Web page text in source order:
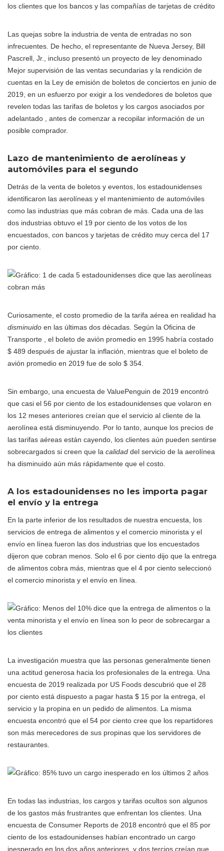
Las quejas sobre la industria de venta de entradas no son
infrecuentes. De hecho, el representante de Nueva Jersey, Bill
Pascrell, Jr., incluso presentó un proyecto de ley denominado
Mejor supervisión de las ventas secundarias y la rendición de
cuentas en la Ley de emisión de boletos de conciertos en junio de
2019, en un esfuerzo por exigir a los vendedores de boletos que
revelen todas las tarifas de boletos y los cargos asociados por
adelantado , antes de comenzar a recopilar información de un
posible comprador.
Lazo de mantenimiento de aerolíneas y
automóviles para el segundo
Detrás de la venta de boletos y eventos, los estadounidenses
identificaron las aerolíneas y el mantenimiento de automóviles
como las industrias que más cobran de más. Cada una de las
dos industrias obtuvo el 19 por ciento de los votos de los
encuestados, con bancos y tarjetas de crédito muy cerca del 17
por ciento.
Curiosamente, el costo promedio de la tarifa aérea en realidad ha
disminuido en las últimas dos décadas. Según la Oficina de
Transporte , el boleto de avión promedio en 1995 habría costado
$ 489 después de ajustar la inflación, mientras que el boleto de
avión promedio en 2019 fue de solo $ 354.
Sin embargo, una encuesta de ValuePenguin de 2019 encontró
que casi el 56 por ciento de los estadounidenses que volaron en
los 12 meses anteriores creían que el servicio al cliente de la
aerolínea está disminuyendo. Por lo tanto, aunque los precios de
las tarifas aéreas están cayendo, los clientes aún pueden sentirse
sobrecargados si creen que la calidad del servicio de la aerolínea
ha disminuido aún más rápidamente que el costo.
A los estadounidenses no les importa pagar
el envío y la entrega
En la parte inferior de los resultados de nuestra encuesta, los
servicios de entrega de alimentos y el comercio minorista y el
envío en línea fueron las dos industrias que los encuestados
dijeron que cobran menos. Solo el 6 por ciento dijo que la entrega
de alimentos cobra más, mientras que el 4 por ciento seleccionó
el comercio minorista y el envío en línea.
La investigación muestra que las personas generalmente tienen
una actitud generosa hacia los profesionales de la entrega. Una
encuesta de 2019 realizada por US Foods descubrió que el 28
por ciento está dispuesto a pagar hasta $ 15 por la entrega, el
servicio y la propina en un pedido de alimentos. La misma
encuesta encontró que el 54 por ciento cree que los repartidores
son más merecedores de sus propinas que los servidores de
restaurantes.
En todas las industrias, los cargos y tarifas ocultos son algunos
de los gastos más frustrantes que enfrentan los clientes. Una
encuesta de Consumer Reports de 2018 encontró que el 85 por
ciento de los estadounidenses habían encontrado un cargo
inesperado en los dos años anteriores, y dos tercios creían que